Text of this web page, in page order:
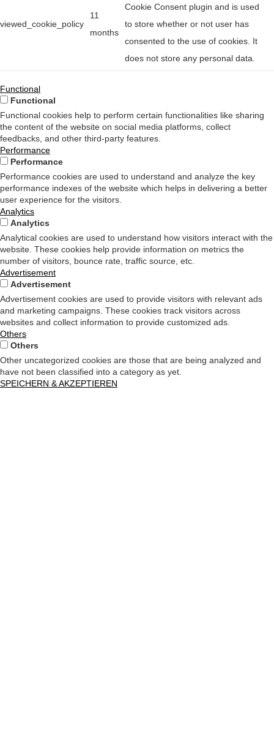
viewed_cookie_policy
11
months
Cookie Consent plugin and is used
to store whether or not user has
consented to the use of cookies. It
does not store any personal data.
Functional
Functional
Functional cookies help to perform certain functionalities like sharing
the content of the website on social media platforms, collect
feedbacks, and other third-party features.
Performance
Performance
Performance cookies are used to understand and analyze the key
performance indexes of the website which helps in delivering a better
user experience for the visitors.
Analytics
Analytics
Analytical cookies are used to understand how visitors interact with the
website. These cookies help provide information on metrics the
number of visitors, bounce rate, traffic source, etc.
Advertisement
Advertisement
Advertisement cookies are used to provide visitors with relevant ads
and marketing campaigns. These cookies track visitors across
websites and collect information to provide customized ads.
Others
Others
Other uncategorized cookies are those that are being analyzed and
have not been classified into a category as yet.
SPEICHERN & AKZEPTIEREN